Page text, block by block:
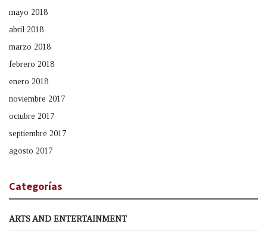
mayo 2018
abril 2018
marzo 2018
febrero 2018
enero 2018
noviembre 2017
octubre 2017
septiembre 2017
agosto 2017
Categorías
ARTS AND ENTERTAINMENT